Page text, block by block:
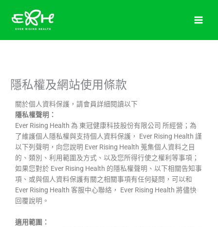
隱私權及網站使用條款
關於個人資料保護，請會員詳細閱讀以下
隱私權聲明：
Ever Rising Health 為 東冠健康科技股份有限公司 所經營；為
了維護個人隱私權與支持個人資料保護， Ever Rising Health 謹
以下列聲明，向您說明 Ever Rising Health 蒐集個人資料之目
的、類別、利用範圍及方式、以及您所得行使之權利等事項；
如果您對於 Ever Rising Health 的隱私權聲明、以下相關告知事
項、或與個人資料保護有關之相關事項有任何疑問，可以和
Ever Rising Health 客服中心聯絡， Ever Rising Health 將儘快
回覆說明。
適用範圍：